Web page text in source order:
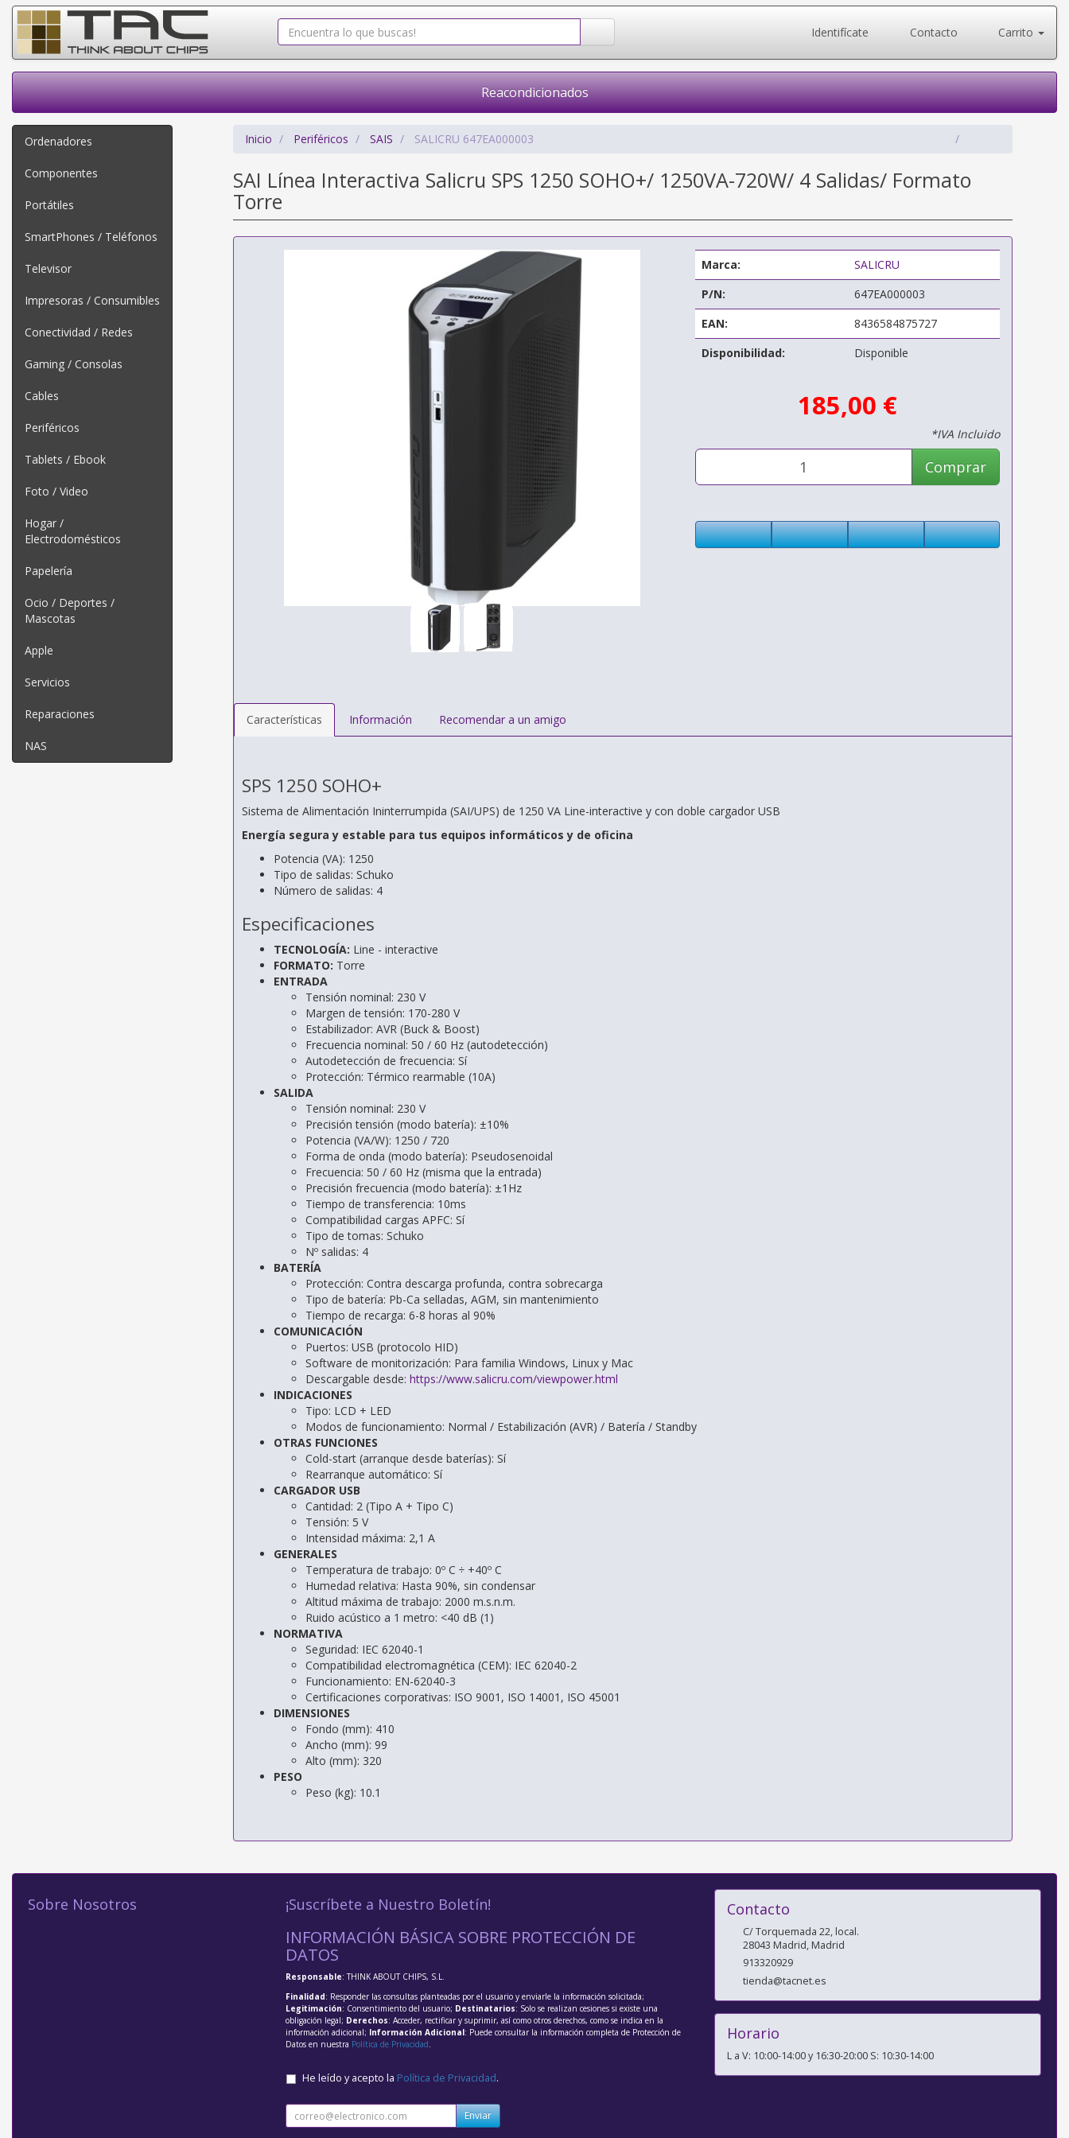
Identifícate Contacto Carrito
Reacondicionados
Ordenadores
Componentes
Portátiles
SmartPhones / Teléfonos
Televisor
Impresoras / Consumibles
Conectividad / Redes
Gaming / Consolas
Cables
Periféricos
Tablets / Ebook
Foto / Video
Hogar /
Electrodomésticos
Papelería
Ocio / Deportes /
Mascotas
Apple
Servicios
Reparaciones
NAS
Inicio Periféricos SAIS SALICRU 647EA000003
SAI Línea Interactiva Salicru SPS 1250 SOHO+/ 1250VA-720W/ 4 Salidas/ Formato
Torre
Marca:
SALICRU
P/N:
647EA000003
EAN:
8436584875727
Disponibilidad:
Disponible
185,00 €
*IVA Incluido
Comprar
Características Información Recomendar a un amigo
SPS 1250 SOHO+
Sistema de Alimentación Ininterrumpida (SAI/UPS) de 1250 VA Line-interactive y con doble cargador USB
Energía segura y estable para tus equipos informáticos y de oficina
Potencia (VA): 1250
Tipo de salidas: Schuko
Número de salidas: 4
Especificaciones
TECNOLOGÍA: Line - interactive
FORMATO: Torre
ENTRADA
Tensión nominal: 230 V
Margen de tensión: 170-280 V
Estabilizador: AVR (Buck & Boost)
Frecuencia nominal: 50 / 60 Hz (autodetección)
Autodetección de frecuencia: Sí
Protección: Térmico rearmable (10A)
SALIDA
Tensión nominal: 230 V
Precisión tensión (modo batería): ±10%
Potencia (VA/W): 1250 / 720
Forma de onda (modo batería): Pseudosenoidal
Frecuencia: 50 / 60 Hz (misma que la entrada)
Precisión frecuencia (modo batería): ±1Hz
Tiempo de transferencia: 10ms
Compatibilidad cargas APFC: Sí
Tipo de tomas: Schuko
Nº salidas: 4
BATERÍA
Protección: Contra descarga profunda, contra sobrecarga
Tipo de batería: Pb-Ca selladas, AGM, sin mantenimiento
Tiempo de recarga: 6-8 horas al 90%
COMUNICACIÓN
Puertos: USB (protocolo HID)
Software de monitorización: Para familia Windows, Linux y Mac
Descargable desde: https://www.salicru.com/viewpower.html
INDICACIONES
Tipo: LCD + LED
Modos de funcionamiento: Normal / Estabilización (AVR) / Batería / Standby
OTRAS FUNCIONES
Cold-start (arranque desde baterías): Sí
Rearranque automático: Sí
CARGADOR USB
Cantidad: 2 (Tipo A + Tipo C)
Tensión: 5 V
Intensidad máxima: 2,1 A
GENERALES
Temperatura de trabajo: 0º C ÷ +40º C
Humedad relativa: Hasta 90%, sin condensar
Altitud máxima de trabajo: 2000 m.s.n.m.
Ruido acústico a 1 metro: <40 dB (1)
NORMATIVA
Seguridad: IEC 62040-1
Compatibilidad electromagnética (CEM): IEC 62040-2
Funcionamiento: EN-62040-3
Certificaciones corporativas: ISO 9001, ISO 14001, ISO 45001
DIMENSIONES
Fondo (mm): 410
Ancho (mm): 99
Alto (mm): 320
PESO
Peso (kg): 10.1
Sobre Nosotros ¡Suscríbete a Nuestro Boletín!
INFORMACIÓN BÁSICA SOBRE PROTECCIÓN DE
DATOS
Responsable: THINK ABOUT CHIPS, S.L.
Finalidad: Responder las consultas planteadas por el usuario y enviarle la información solicitada;
Legitimación: Consentimiento del usuario; Destinatarios: Solo se realizan cesiones si existe una
obligación legal; Derechos: Acceder, rectificar y suprimir, así como otros derechos, como se indica en la
información adicional; Información Adicional: Puede consultar la información completa de Protección de
Datos en nuestra Política de Privacidad.
He leído y acepto la Política de Privacidad.
Enviar
Contacto
C/ Torquemada 22, local.
28043 Madrid,Madrid
913320929
tienda@tacnet.es
Horario
L a V: 10:00-14:00 y 16:30-20:00 S: 10:30-14:00